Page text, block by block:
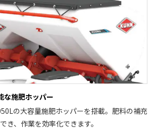
な施肥ホッパー
の大容量施肥ホッパーを搭載。肥料の補充
き、作業を効率化できます。